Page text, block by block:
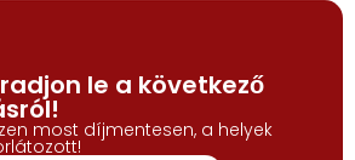
le a következő
most díjmentesen, a helyek